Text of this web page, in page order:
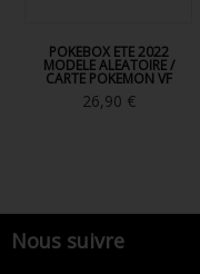
POKEBOX ETE 2022
MODELE ALEATOIRE /
CARTE POKEMON VF
26,90 €
Nous suivre